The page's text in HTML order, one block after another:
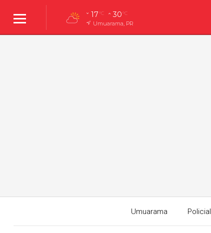
17°C 30°C
Umuarama, PR
Umuarama Policial